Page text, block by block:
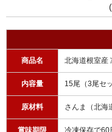
商品名 北海道根室産
内容量 15尾（3尾セ
原材料 さんま（北海